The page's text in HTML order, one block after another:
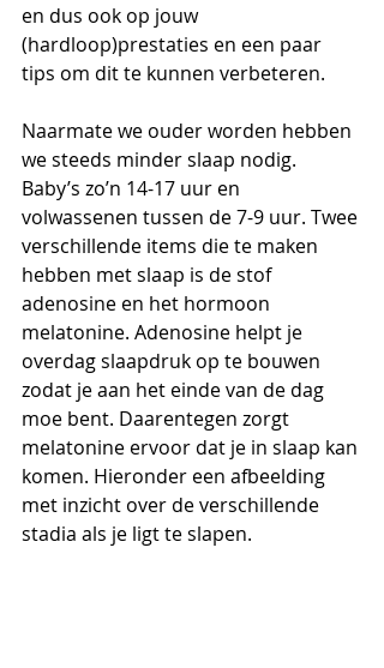
en dus ook op jouw
(hardloop)prestaties en een paar
tips om dit te kunnen verbeteren.
Naarmate we ouder worden hebben
we steeds minder slaap nodig.
Baby’s zo’n 14-17 uur en
volwassenen tussen de 7-9 uur. Twee
verschillende items die te maken
hebben met slaap is de stof
adenosine en het hormoon
melatonine. Adenosine helpt je
overdag slaapdruk op te bouwen
zodat je aan het einde van de dag
moe bent. Daarentegen zorgt
melatonine ervoor dat je in slaap kan
komen. Hieronder een afbeelding
met inzicht over de verschillende
stadia als je ligt te slapen.